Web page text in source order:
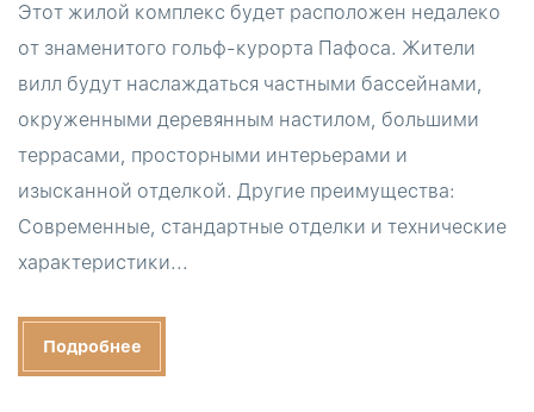
Этот жилой комплекс будет расположен недалеко
от знаменитого гольф-курорта Пафоса. Жители
вилл будут наслаждаться частными бассейнами,
окруженными деревянным настилом, большими
террасами, просторными интерьерами и
изысканной отделкой. Другие преимущества:
Современные, стандартные отделки и технические
характеристики...
Подробнее